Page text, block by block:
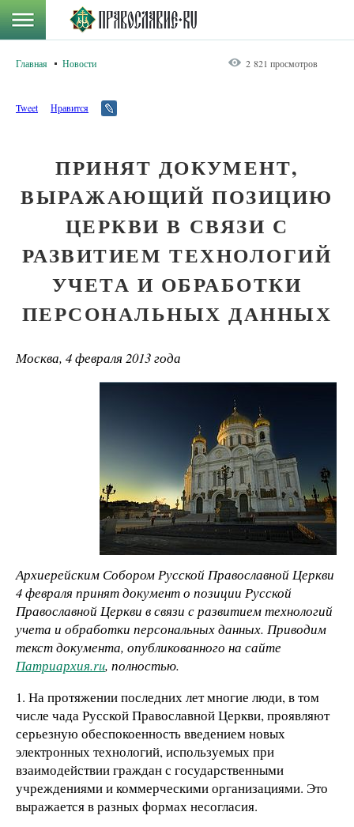
Главная Новости 2 821 просмотров
Tweet Нравится
ПРИНЯТ ДОКУМЕНТ,
ВЫРАЖАЮЩИЙ ПОЗИЦИЮ
ЦЕРКВИ В СВЯЗИ С
РАЗВИТИЕМ ТЕХНОЛОГИЙ
УЧЕТА И ОБРАБОТКИ
ПЕРСОНАЛЬНЫХ ДАННЫХ
Москва, 4 февраля 2013 года
Архиерейским Собором Русской Православной Церкви
4 февраля принят документ о позиции Русской
Православной Церкви в связи с развитием технологий
учета и обработки персональных данных. Приводим
текст документа, опубликованного на сайте
Патриархия.ru, полностью.
1. На протяжении последних лет многие люди, в том
числе чада Русской Православной Церкви, проявляют
серьезную обеспокоенность введением новых
электронных технологий, используемых при
взаимодействии граждан с государственными
учреждениями и коммерческими организациями. Это
выражается в разных формах несогласия.